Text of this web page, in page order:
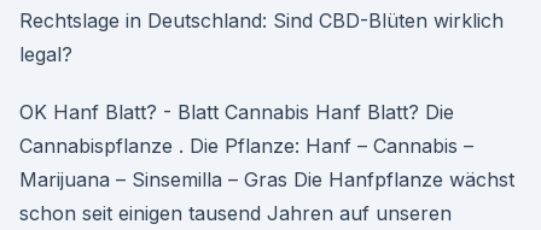
Rechtslage in Deutschland: Sind CBD-Blüten wirklich
legal?
OK Hanf Blatt? - Blatt Cannabis Hanf Blatt? Die
Cannabispflanze . Die Pflanze: Hanf – Cannabis –
Marijuana – Sinsemilla – Gras Die Hanfpflanze wächst
schon seit einigen tausend Jahren auf unseren